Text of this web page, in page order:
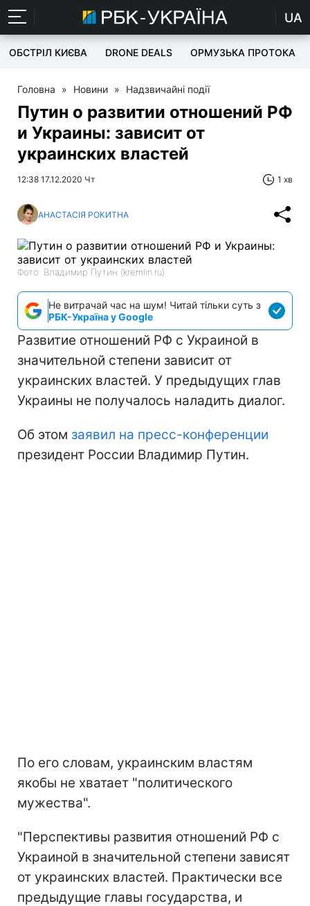
UA
ОБСТРІЛ КИЄВА DRONE DEALS ОРМУЗЬКА ПРОТОКА
Головна » Новини » Надзвичайні події
Путин о развитии отношений РФ
и Украины: зависит от
украинских властей
12:38 17.12.2020 Чт 1 хв
АНАСТАСІЯ РОКИТНА
Фото: Владимир Путин (kremlin.ru)
Не витрачай час на шум! Читай тільки суть з
РБК-Україна у Google
Развитие отношений РФ с Украиной в
значительной степени зависит от
украинских властей. У предыдущих глав
Украины не получалось наладить диалог.
Об этом заявил на пресс-конференции
президент России Владимир Путин.
По его словам, украинским властям
якобы не хватает "политического
мужества".
"Перспективы развития отношений РФ с
Украиной в значительной степени зависят
от украинских властей. Практически все
предыдущие главы государства, и